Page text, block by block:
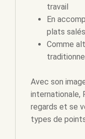
travail
En
plats salés
Comme
Avec son
internationale,
regards et se
types de